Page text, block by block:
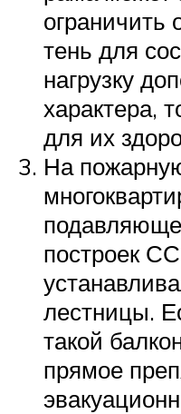
ограничить
тень для
нагрузку
характера,
для их
На
построек
лестницы.
такой
прямое